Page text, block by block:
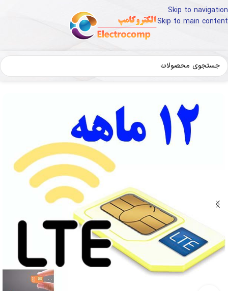
Skip to navigation
Skip to main content
خانه سیم کارت LTE سیم کارت TD سیم کارت TD سپنتا